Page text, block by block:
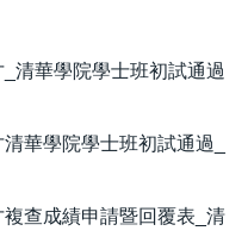
清華學院學士班初試通過
華學院學士班初試通過_
查成績申請暨回覆表_清